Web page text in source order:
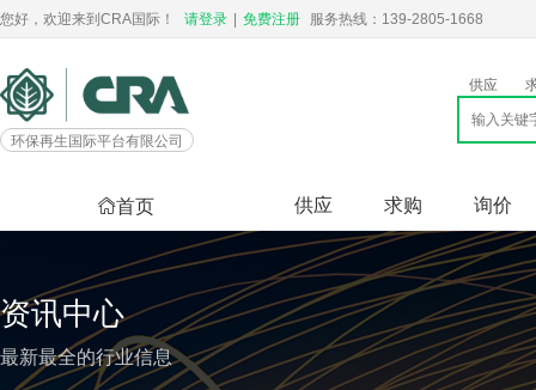
您好，欢迎来到CRA国际！ 请登录 免费注册 服务热线：139-2805-1668
环保再生国际平台有限公司
供应
首页 供应 求购 询价
资讯中心
最新最全的行业信息